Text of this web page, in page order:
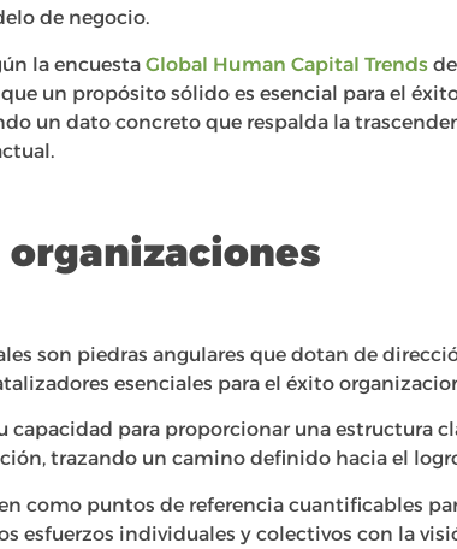
de negocio.
la encuesta Global Human Capital Trends
un propósito sólido es esencial para el
un dato concreto que respalda la
organizaciones
son piedras angulares que dotan de
esenciales para el éxito
capacidad para proporcionar una estructura
trazando un camino definido hacia el
como puntos de referencia cuantificables
esfuerzos individuales y colectivos con la